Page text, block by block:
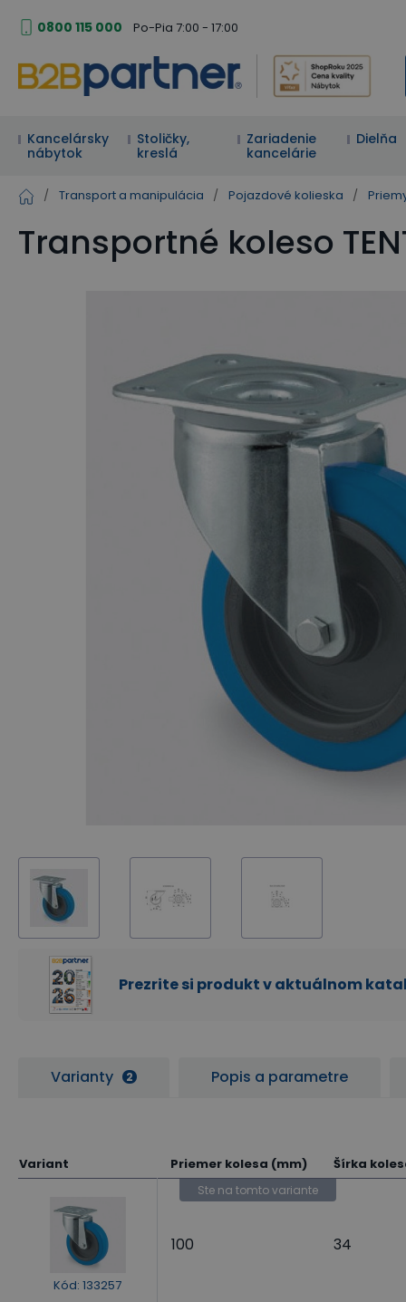
0800 115 000 Po-Pia 7:00 - 17:00
Kancelársky
nábytok
Stoličky,
kreslá
Zariadenie
kancelárie
Dielňa
/ Transport a manipulácia / Pojazdové kolieska /
Transportné koleso
Prezrite si produkt v aktuálnom
Varianty 2 Popis a parametre
Variant Priemer kolesa (mm) Šírka
Kód: 133257
Ste na tomto variante
100 34